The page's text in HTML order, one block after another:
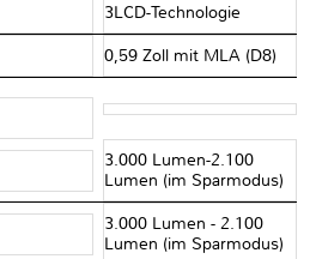
3LCD-Technologie
0,59 Zoll mit MLA (D8)
3.000 Lumen-2.100
Lumen (im Sparmodus)
3.000 Lumen - 2.100
Lumen (im Sparmodus)